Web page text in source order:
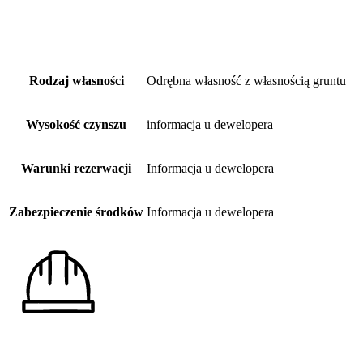
Rodzaj własności Odrębna własność z własnością gruntu
Wysokość czynszu informacja u dewelopera
Warunki rezerwacji Informacja u dewelopera
Zabezpieczenie środków Informacja u dewelopera